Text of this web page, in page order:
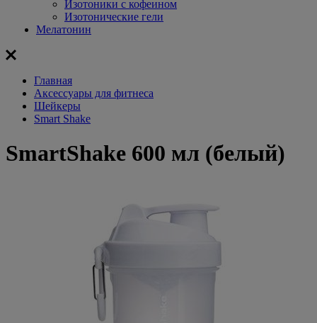
Изотоники с кофеином
Изотонические гели
Мелатонин
Главная
Aксессуары для фитнеса
Шейкеры
Smart Shake
SmartShake 600 мл (белый)